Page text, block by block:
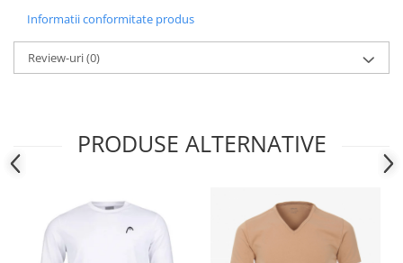
Informatii conformitate produs
Review-uri(0)
PRODUSE ALTERNATIVE